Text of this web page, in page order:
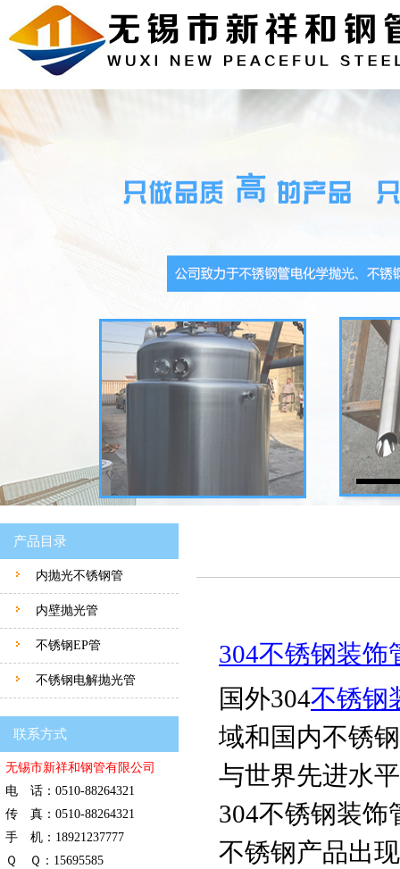
产品目录
内抛光不锈钢管
内壁抛光管
不锈钢EP管
不锈钢电解抛光管
联系方式
无锡市新祥和钢管有限公司
电 话：0510-88264321
传 真：0510-88264321
手 机：18921237777
Ｑ Ｑ：15695585
304不锈钢装饰
国外304不锈钢
域和国内不锈
与世界先进水
304不锈钢装饰
不锈钢产品出